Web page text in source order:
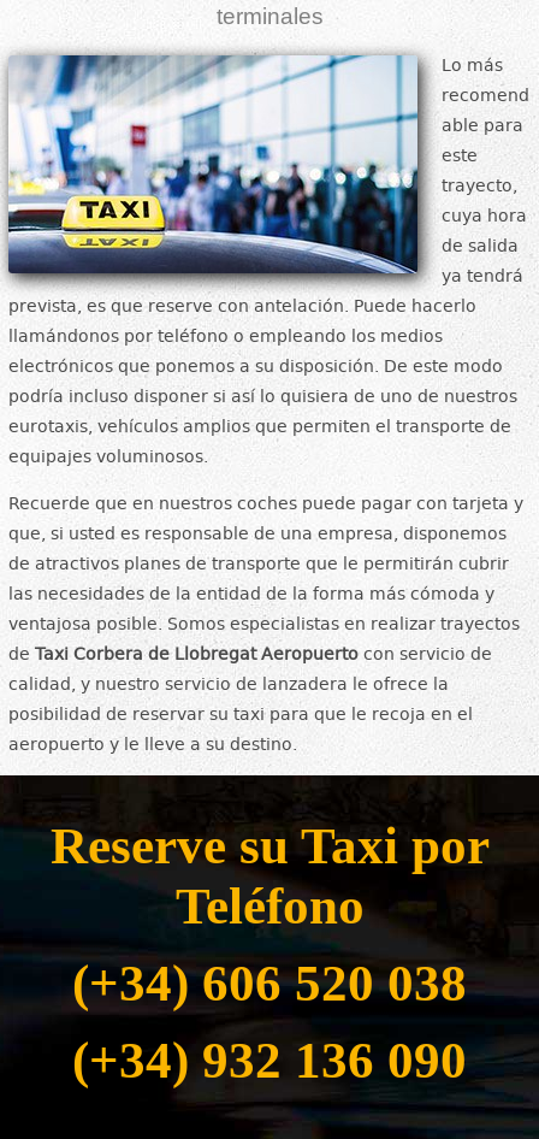
terminales
Lo más
recomend
able para
este
trayecto,
cuya hora
de salida
ya tendrá
prevista, es que reserve con antelación. Puede hacerlo
llamándonos por teléfono o empleando los medios
electrónicos que ponemos a su disposición. De este modo
podría incluso disponer si así lo quisiera de uno de nuestros
eurotaxis, vehículos amplios que permiten el transporte de
equipajes voluminosos.
Recuerde que en nuestros coches puede pagar con tarjeta y
que, si usted es responsable de una empresa, disponemos
de atractivos planes de transporte que le permitirán cubrir
las necesidades de la entidad de la forma más cómoda y
ventajosa posible. Somos especialistas en realizar trayectos
de Taxi Corbera de Llobregat Aeropuertocon servicio de
calidad, y nuestro servicio de lanzadera le ofrece la
posibilidad de reservar su taxi para que le recoja en el
aeropuerto y le lleve a su destino.
Reserve su Taxi por
Teléfono
(+34) 606 520 038
(+34) 932 136 090